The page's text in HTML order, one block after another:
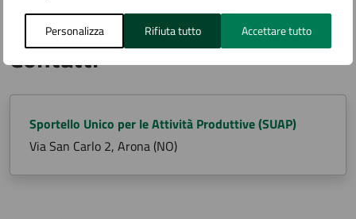
Personalizza Rifiuta tutto Accettare tutto
Contatti
Sportello Unico per le Attività Produttive (SUAP)
Via San Carlo 2, Arona (NO)